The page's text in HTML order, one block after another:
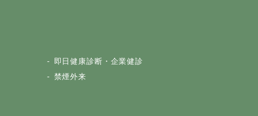
即日健康診断・企業健診
禁煙外来